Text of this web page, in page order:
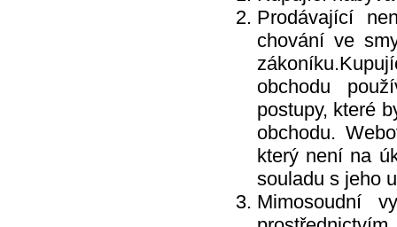
Prodávající
chování ve
obchodu
postupy, které
obchodu.
který není na
souladu s jeho
Mimosoudní